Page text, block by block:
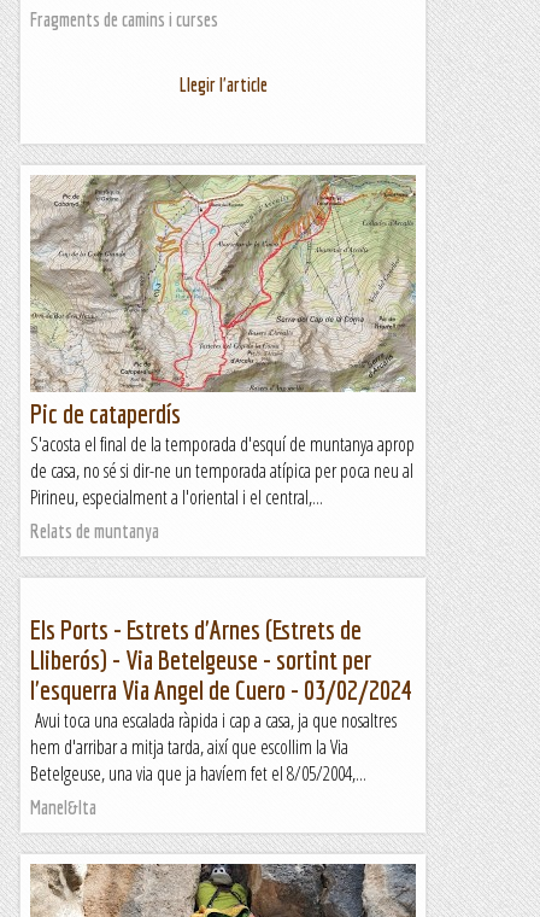
Fragments de camins i curses
Llegir l'article
Pic de cataperdís
S'acosta el final de la temporada d'esquí de muntanya aprop
de casa, no sé si dir-ne un temporada atípica per poca neu al
Pirineu, especialment a l'oriental i el central,...
Relats de muntanya
Els Ports - Estrets d'Arnes (Estrets de
Lliberós) - Via Betelgeuse - sortint per
l'esquerra Via Angel de Cuero - 03/02/2024
Avui toca una escalada ràpida i cap a casa, ja que nosaltres
hem d'arribar a mitja tarda, així que escollim la Via
Betelgeuse, una via que ja havíem fet el 8/05/2004,...
Manel&Ita